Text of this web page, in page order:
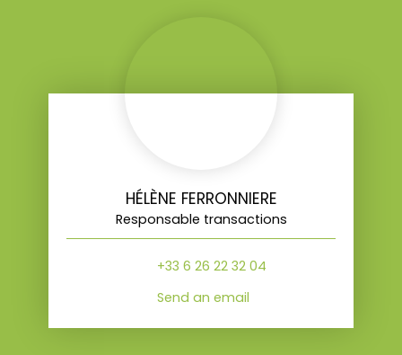
HÉLÈNE FERRONNIERE
Responsable transactions
+33 6 26 22 32 04
Send an email